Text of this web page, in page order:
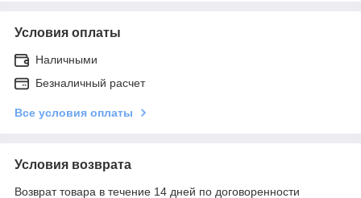
Условия оплаты
Наличными
Безналичный расчет
Все условия оплаты
Условия возврата
Возврат товара в течение 14 дней по договоренности